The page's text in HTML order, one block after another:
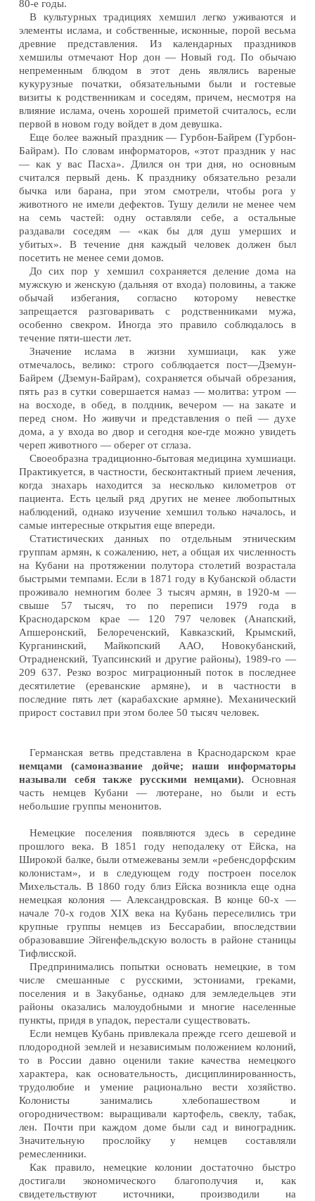
80-е годы.
В культурных традициях хемшил легко уживаются и
элементы ислама, и собственные, исконные, порой весьма
древние представления. Из календарных праздников
хемшилы отмечают Нор дон — Новый год. По обычаю
непременным блюдом в этот день являлись вареные
кукурузные початки, обязательными были и гостевые
визиты к родственникам и соседям, причем, несмотря на
влияние ислама, очень хорошей приметой считалось, если
первой в новом году войдет в дом девушка.
Еще более важный праздник — Гурбон-Байрем (Гурбон-
Байрам). По словам информаторов, «этот праздник у нас
— как у вас Пасха». Длился он три дня, но основным
считался первый день. К празднику обязательно резали
бычка или барана, при этом смотрели, чтобы рога у
животного не имели дефектов. Тушу делили не менее чем
на семь частей: одну оставляли себе, а остальные
раздавали соседям — «как бы для душ умерших и
убитых». В течение дня каждый человек должен был
посетить не менее семи домов.
До сих пор у хемшил сохраняется деление дома на
мужскую и женскую (дальняя от входа) половины, а также
обычай избегания, согласно которому невестке
запрещается разговаривать с родственниками мужа,
особенно свекром. Иногда это правило соблюдалось в
течение пяти-шести лет.
Значение ислама в жизни хумшиаци, как уже
отмечалось, велико: строго соблюдается пост—Дземун-
Байрем (Дземун-Байрам), сохраняется обычай обрезания,
пять раз в сутки совершается намаз — молитва: утром —
на восходе, в обед, в полдник, вечером — на закате и
перед сном. Но живучи и представления о пей — духе
дома, а у входа во двор и сегодня кое-где можно увидеть
череп животного — оберег от сглаза.
Своеобразна традиционно-бытовая медицина хумшиаци.
Практикуется, в частности, бесконтактный прием лечения,
когда знахарь находится за несколько километров от
пациента. Есть целый ряд других не менее любопытных
наблюдений, однако изучение хемшил только началось, и
самые интересные открытия еще впереди.
Статистических данных по отдельным этническим
группам армян, к сожалению, нет, а общая их численность
на Кубани на протяжении полутора столетий возрастала
быстрыми темпами. Если в 1871 году в Кубанской области
проживало немногим более 3 тысяч армян, в 1920-м —
свыше 57 тысяч, то по переписи 1979 года в
Краснодарском крае — 120 797 человек (Анапский,
Апшеронский, Белореченский, Кавказский, Крымский,
Курганинский, Майкопский ААО, Новокубанский,
Отрадненский, Туапсинский и другие районы), 1989-го —
209 637. Резко возрос миграционный поток в последнее
десятилетие (ереванские армяне), и в частности в
последние пять лет (карабахские армяне). Механический
прирост составил при этом более 50 тысяч человек.
Германская ветвь представлена в Краснодарском крае
немцами (самоназвание дойче; наши информаторы
называли себя также русскими немцами). Основная
часть немцев Кубани — лютеране, но были и есть
небольшие группы менонитов.
Немецкие поселения появляются здесь в середине
прошлого века. В 1851 году неподалеку от Ейска, на
Широкой балке, были отмежеваны земли «ребенсдорфским
колонистам», и в следующем году построен поселок
Михельсталь. В 1860 году близ Ейска возникла еще одна
немецкая колония — Александровская. В конце 60-х —
начале 70-х годов XIX века на Кубань переселились три
крупные группы немцев из Бессарабии, впоследствии
образовавшие Эйгенфельдскую волость в районе станицы
Тифлисской.
Предпринимались попытки основать немецкие, в том
числе смешанные с русскими, эстониами, греками,
поселения и в Закубанье, однако для земледельцев эти
районы оказались малоудобными и многие населенные
пункты, придя в упадок, перестали существовать.
Если немцев Кубань привлекала прежде гсего дешевой и
плодородной землей и независимым положением колоний,
то в России давно оценили такие качества немецкого
характера, как основательность, дисциплинированность,
трудолюбие и умение рационально вести хозяйство.
Колонисты занимались хлебопашеством и
огородничеством: выращивали картофель, свеклу, табак,
лен. Почти при каждом доме были сад и виноградник.
Значительную прослойку у немцев составляли
ремесленники.
Как правило, немецкие колонии достаточно быстро
достигали экономического благополучия и, как
свидетельствуют источники, производили на